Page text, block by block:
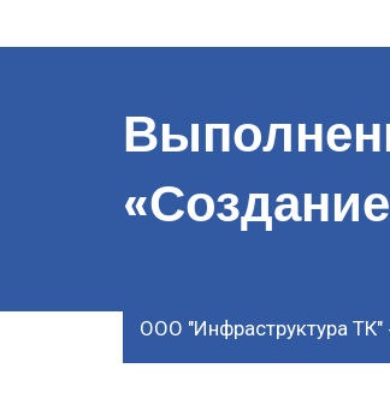
ООО "Инфраструктура ТК"